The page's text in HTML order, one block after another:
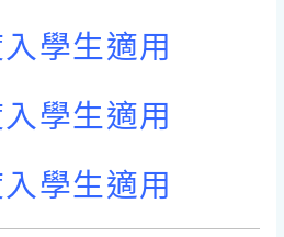
學生適用
學生適用
學生適用